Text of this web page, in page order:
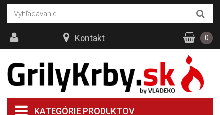
KATEGÓRIE PRODUKTOV
Kontakt 0